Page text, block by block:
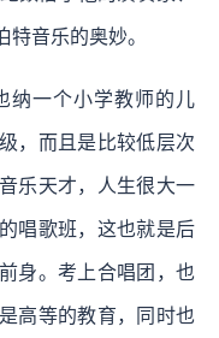
音乐的奥妙。
纳一个小学教师的儿
，而且是比较低层次
乐天才，人生很大一
唱歌班，这也就是后
身。考上合唱团，也
高等的教育，同时也